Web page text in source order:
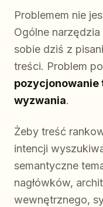
Problemem nie
Ogólne
sobie dziś z
treści. Problem
pozycjonowanie
wyzwania.
Żeby treść
intencji
semantyczne
nagłówków,
wewnętrznego,